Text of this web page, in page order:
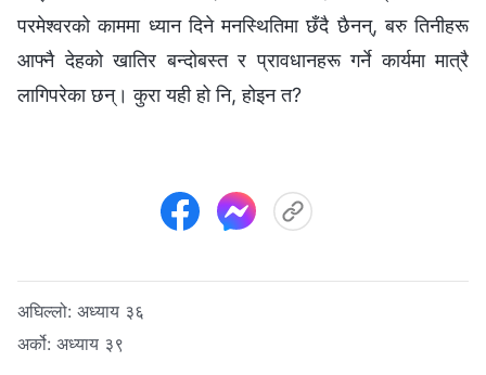
परमेश्‍वरको काममा ध्यान दिने मनस्थितिमा छँदै छैनन्, बरु तिनीहरू
आफ्‍नै देहको खातिर बन्दोबस्‍त र प्रावधानहरू गर्ने कार्यमा मात्रै
लागिपरेका छन्। कुरा यही हो नि, होइन त?
अघिल्लो: अध्याय ३६
अर्को: अध्याय ३९